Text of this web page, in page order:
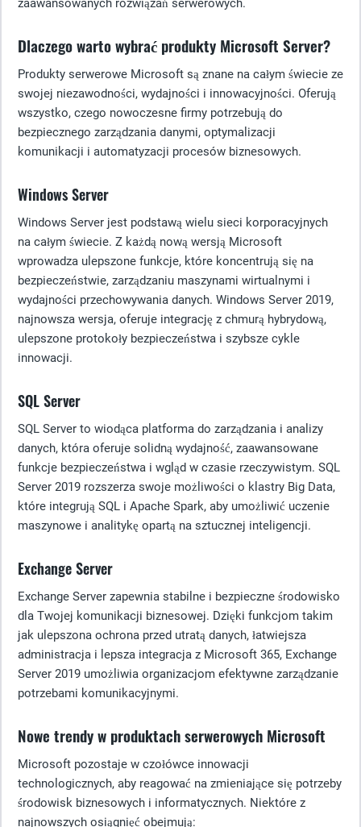
zaawansowanych rozwiązań serwerowych.
Dlaczego warto wybrać produkty Microsoft Server?
Produkty serwerowe Microsoft są znane na całym świecie ze
swojej niezawodności, wydajności i innowacyjności. Oferują
wszystko, czego nowoczesne firmy potrzebują do
bezpiecznego zarządzania danymi, optymalizacji
komunikacji i automatyzacji procesów biznesowych.
Windows Server
Windows Server jest podstawą wielu sieci korporacyjnych
na całym świecie. Z każdą nową wersją Microsoft
wprowadza ulepszone funkcje, które koncentrują się na
bezpieczeństwie, zarządzaniu maszynami wirtualnymi i
wydajności przechowywania danych. Windows Server 2019,
najnowsza wersja, oferuje integrację z chmurą hybrydową,
ulepszone protokoły bezpieczeństwa i szybsze cykle
innowacji.
SQL Server
SQL Server to wiodąca platforma do zarządzania i analizy
danych, która oferuje solidną wydajność, zaawansowane
funkcje bezpieczeństwa i wgląd w czasie rzeczywistym. SQL
Server 2019 rozszerza swoje możliwości o klastry Big Data,
które integrują SQL i Apache Spark, aby umożliwić uczenie
maszynowe i analitykę opartą na sztucznej inteligencji.
Exchange Server
Exchange Server zapewnia stabilne i bezpieczne środowisko
dla Twojej komunikacji biznesowej. Dzięki funkcjom takim
jak ulepszona ochrona przed utratą danych, łatwiejsza
administracja i lepsza integracja z Microsoft 365, Exchange
Server 2019 umożliwia organizacjom efektywne zarządzanie
potrzebami komunikacyjnymi.
Nowe trendy w produktach serwerowych Microsoft
Microsoft pozostaje w czołówce innowacji
technologicznych, aby reagować na zmieniające się potrzeby
środowisk biznesowych i informatycznych. Niektóre z
najnowszych osiągnięć obejmują: